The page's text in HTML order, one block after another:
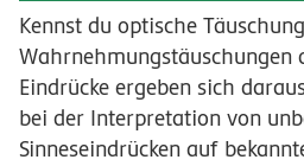
Kennst du optische
Wahrnehmungstäuschungen
Eindrücke ergeben sich
bei der Interpretation von
Sinneseindrücken auf